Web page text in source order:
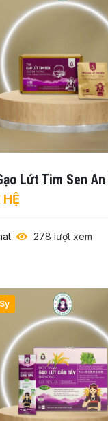
Lứt Tim Sen An
HỆ
278 lượt xem